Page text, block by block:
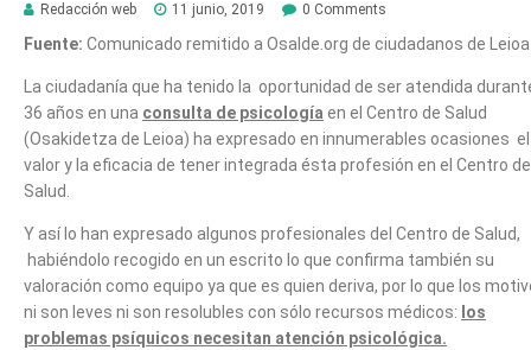
Redacción web 11 junio, 2019 0 Comments
Fuente: Comunicado remitido a Osalde.org de ciudadanos de Leioa
La ciudadanía que ha tenido la oportunidad de ser atendida
36 años en una consulta de psicología en el Centro de Salud
(Osakidetza de Leioa) ha expresado en innumerables ocasiones el
valor y la eficacia de tener integrada ésta profesión en el Centro de
Salud.
Y así lo han expresado algunos profesionales del Centro de Salud,
habiéndolo recogido en un escrito lo que confirma también su
valoración como equipo ya que es quien deriva, por lo que los
ni son leves ni son resolubles con sólo recursos médicos: los
problemas psíquicos necesitan atención psicológica.